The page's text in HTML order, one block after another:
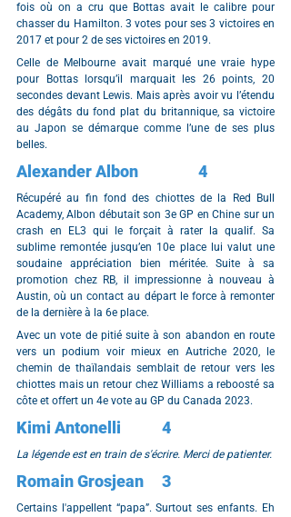
fois où on a cru que Bottas avait le calibre pour
chasser du Hamilton. 3 votes pour ses 3 victoires en
2017 et pour 2 de ses victoires en 2019.
Celle de Melbourne avait marqué une vraie hype
pour Bottas lorsqu’il marquait les 26 points, 20
secondes devant Lewis. Mais après avoir vu l’étendu
des dégâts du fond plat du britannique, sa victoire
au Japon se démarque comme l’une de ses plus
belles.
Alexander Albon		4
Récupéré au fin fond des chiottes de la Red Bull
Academy, Albon débutait son 3e GP en Chine sur un
crash en EL3 qui le forçait à rater la qualif. Sa
sublime remontée jusqu’en 10e place lui valut une
soudaine appréciation bien méritée. Suite à sa
promotion chez RB, il impressionne à nouveau à
Austin, où un contact au départ le force à remonter
de la dernière à la 6e place.
Avec un vote de pitié suite à son abandon en route
vers un podium voir mieux en Autriche 2020, le
chemin de thaïlandais semblait de retour vers les
chiottes mais un retour chez Williams a reboosté sa
côte et offert un 4e vote au GP du Canada 2023.
Kimi Antonelli		4
La légende est en train de s'écrire. Merci de patienter.
Romain Grosjean	3
Certains l'appellent “papa”. Surtout ses enfants. Eh